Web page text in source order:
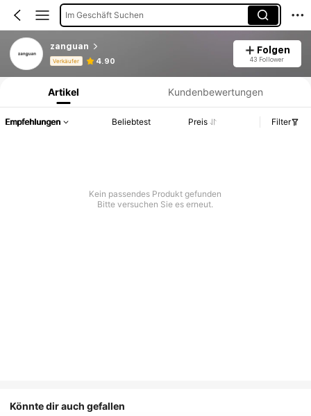
Im Geschäft Suchen
zanguan
Verkäufer 4.90
Folgen
43 Follower
Produktinformation: Preisangabe, Verkaufs- und Lagerbestandsdetails.
Artikel Kundenbewertungen
Empfehlungen Beliebtest Preis Filter
Kein passendes Produkt gefunden
Bitte versuchen Sie es erneut.
Könnte dir auch gefallen